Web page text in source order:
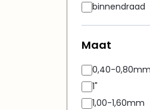
binnendraad
Maat
0,40-0,80mm
1"
1,00-1,60mm